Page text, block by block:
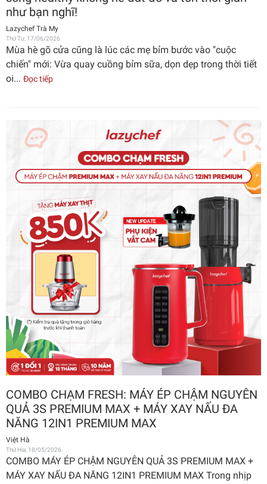
như bạn nghĩ!
Lazychef Trà My
Thứ Tư, 17/06/2026
Mùa hè gõ cửa cũng là lúc các mẹ bỉm bước vào "cuộc
chiến" mới: Vừa quay cuồng bỉm sữa, dọn dẹp trong thời tiết
oi... Đọc tiếp
COMBO CHẠM FRESH: MÁY ÉP CHẬM NGUYÊN
QUẢ 3S PREMIUM MAX + MÁY XAY NẤU ĐA
NĂNG 12IN1 PREMIUM MAX
Việt Hà
Thứ Hai, 18/05/2026
COMBO MÁY ÉP CHẬM NGUYÊN QUẢ 3S PREMIUM MAX +
MÁY XAY NẤU ĐA NĂNG 12IN1 PREMIUM MAX Trong nhịp